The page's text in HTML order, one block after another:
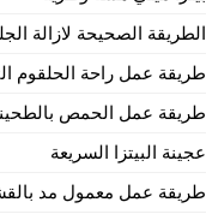
الطريقة الصحيحة لازالة
طريقة عمل راحة الحلقوم
طريقة عمل الحمص
عجينة البيتزا السريعة
طريقة عمل معمول مد